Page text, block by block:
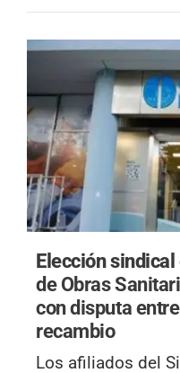
Elección sindical
de Obras
con disputa
recambio
Los afiliados del